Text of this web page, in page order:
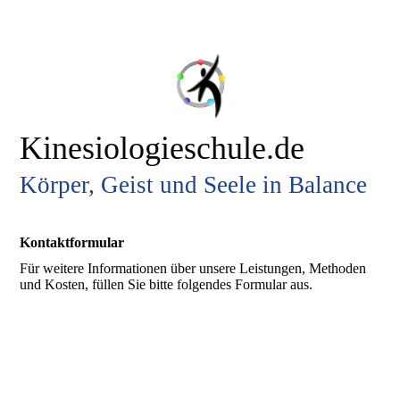
Kinesiologieschule.de
Körper, Geist und Seele in Balance
Kontaktformular
Für weitere Informationen über unsere Leistungen, Methoden
und Kosten, füllen Sie bitte folgendes Formular aus.